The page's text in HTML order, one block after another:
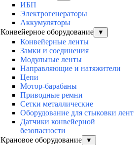
ИБП
Электрогенераторы
Аккумуляторы
Конвейерное оборудование
▼
Конвейерные ленты
Замки и соединения
Модульные ленты
Направляющие и натяжители
Цепи
Мотор-барабаны
Приводные ремни
Сетки металлические
Оборудование для стыковки лент
Датчики конвейерной
безопасности
Крановое оборудование
▼